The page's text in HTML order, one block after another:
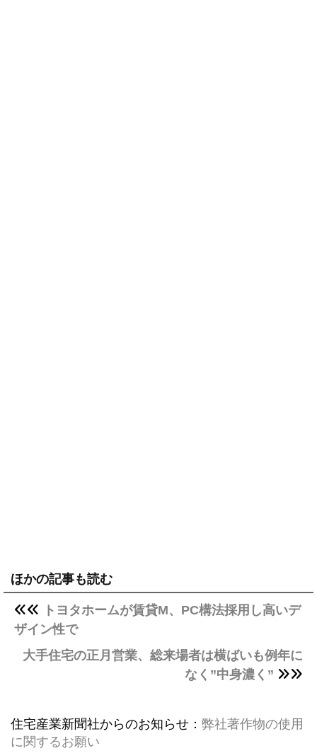
ほかの記事も読む
トヨタホームが賃貸M、PC構法採用し高いデ
ザイン性で
大手住宅の正月営業、総来場者は横ばいも例年に
なく”中身濃く”
住宅産業新聞社からのお知らせ： 弊社著作物の使用
に関するお願い